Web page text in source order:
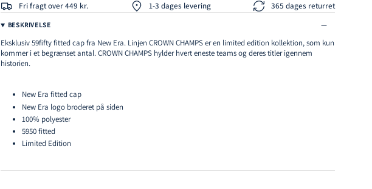
Fri fragt over 449 kr. 1-3 dages levering 365 dages returret
BESKRIVELSE
Eksklusiv 59fifty fitted cap fra New Era. Linjen CROWN CHAMPS er en limited edition kollektion, som kun
kommer i et begrænset antal. CROWN CHAMPS hylder hvert eneste teams og deres titler igennem
historien.
New Era fitted cap
New Era logo broderet på siden
100% polyester
5950 fitted
Limited Edition